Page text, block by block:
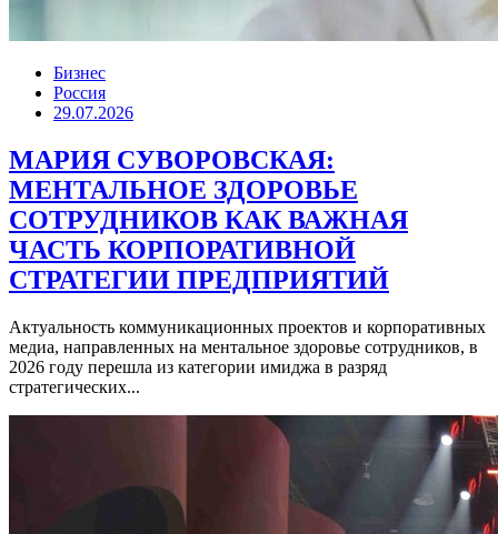
Бизнес
Россия
29.07.2026
МАРИЯ СУВОРОВСКАЯ:
МЕНТАЛЬНОЕ ЗДОРОВЬЕ
СОТРУДНИКОВ КАК ВАЖНАЯ
ЧАСТЬ КОРПОРАТИВНОЙ
СТРАТЕГИИ ПРЕДПРИЯТИЙ
Актуальность коммуникационных проектов и корпоративных
медиа, направленных на ментальное здоровье сотрудников, в
2026 году перешла из категории имиджа в разряд
стратегических...